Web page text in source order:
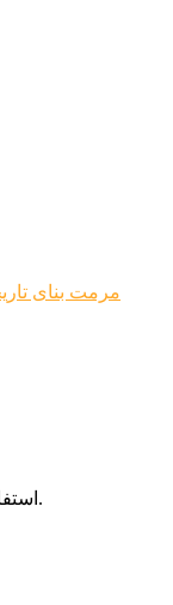
مرمت بنای
استفاده از مطالب سایت با ذکر منبع بلامانع میباشد.